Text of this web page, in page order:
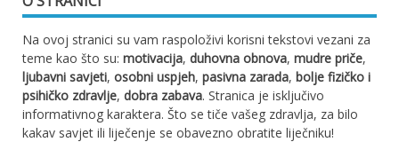
Na ovoj stranici su vam raspoloživi korisni tekstovi vezani za
teme kao što su: motivacija, duhovna obnova, mudre priče,
ljubavni savjeti, osobni uspjeh, pasivna zarada, bolje fizičko i
psihičko zdravlje, dobra zabava. Stranica je isključivo
informativnog karaktera. Što se tiče vašeg zdravlja, za bilo
kakav savjet ili liječenje se obavezno obratite liječniku!